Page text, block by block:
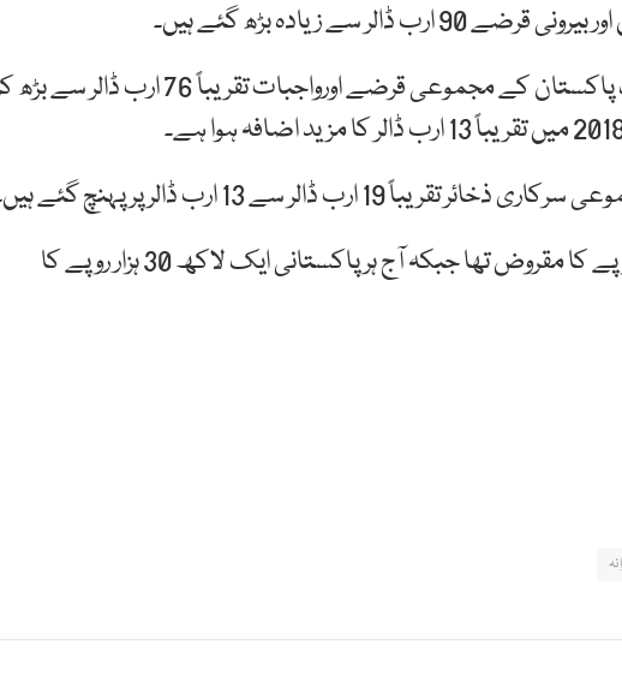
سے زیادہ بڑھ گئے ہیں۔
اسٹیٹ بینک کے مطابق 2016 سے 2017 تک پاکستان کے مجموعی قرضے اورواجبات تقریباً 76 ارب ڈالر
واضح رہے کہ 2013 میں ہر پاکستانی 96 ہزار روپے کا مقروض تھا جبکہ آج ہر پاکستانی ایک لاکھ 30 ہزار روپے کا